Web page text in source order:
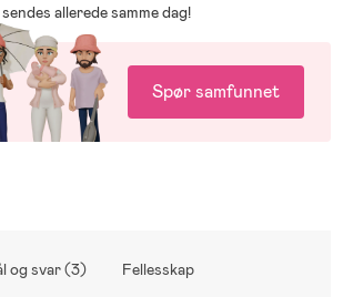
allerede samme dag!
Spør samfunnet
og svar (3) Fellesskap